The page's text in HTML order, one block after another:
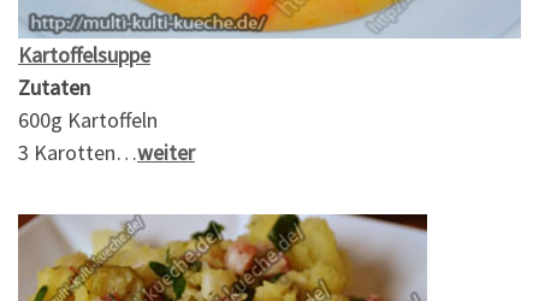
Kartoffelsuppe
Zutaten
600g Kartoffeln
3 Karotten…weiter